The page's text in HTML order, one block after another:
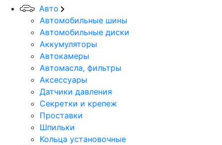
Авто
Автомобильные шины
Автомобильные диски
Аккумуляторы
Автокамеры
Автомасла, фильтры
Аксессуары
Датчики давления
Секретки и крепеж
Проставки
Шпильки
Кольца установочные